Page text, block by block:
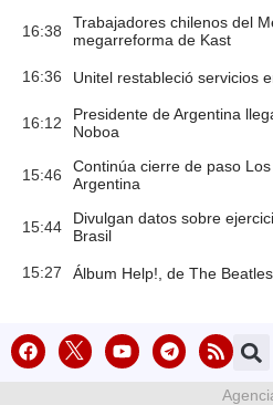
16:38
Trabajadores chilenos del
megarreforma de Kast
16:36 Unitel restableció servicios
16:12
Presidente de Argentina
Noboa
15:46
Continúa cierre de paso
Argentina
15:44
Divulgan datos sobre
Brasil
15:27 Álbum Help!, de The